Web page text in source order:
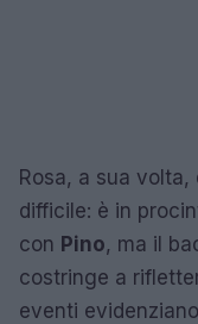
Rosa, a sua
difficile: è in
con Pino, ma il
costringe a
eventi